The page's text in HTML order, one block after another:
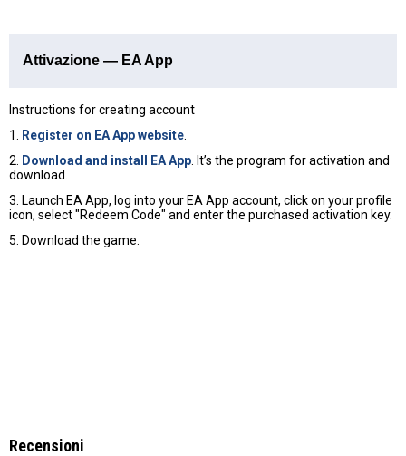
Attivazione — EA App
Instructions for creating account
1.
Register on EA App website
2.
Download and install EA App . It’s the program for activation and
download.
3. Launch EA App, log into your EA App account, click on your profile
icon, select "Redeem Code" and enter the purchased activation key.
5. Download the game.
Recensioni